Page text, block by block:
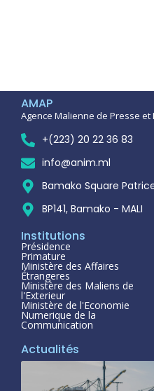
AMAP
Agence Malienne de Presse et
+(223) 20 22 36 83
info@anim.ml
Bamako Square Patrice
BP141, Bamako - MALI
Institutions
Présidence
Primature
Ministère des Affaires
Étrangeres
Ministère des Maliens de
l'Exterieur
Ministère de l'Economie
Numerique de la
Communication
Actualités